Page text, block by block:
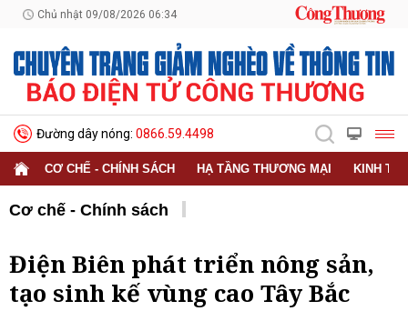
Chủ nhật 09/08/2026 06:34
Đường dây nóng: 0866.59.4498
CƠ CHẾ - CHÍNH SÁCH HẠ TẦNG THƯƠNG MẠI KINH TẾ
Cơ chế - Chính sách
Điện Biên phát triển nông sản,
tạo sinh kế vùng cao Tây Bắc